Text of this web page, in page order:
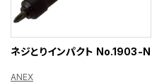
ネジとりインパクト No.1903-N
ANEX